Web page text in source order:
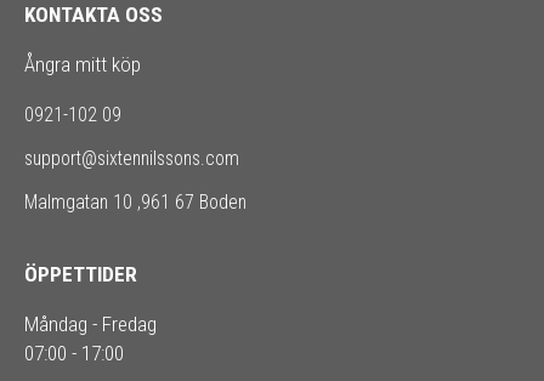
KONTAKTA OSS
Ångra mitt köp
0921-102 09
support@sixtennilssons.com
Malmgatan 10 ,961 67 Boden
ÖPPETTIDER
Måndag - Fredag
07:00 - 17:00